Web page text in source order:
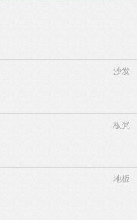
沙发
板凳
地板